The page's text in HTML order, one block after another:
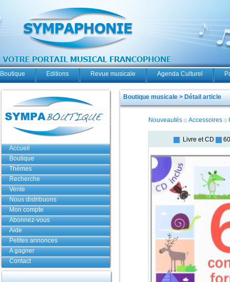
Boutique Editions Revue musicale Agenda Culturel
Accueil
Boutique
Thèmes
Recherche
Vente
Nous distribuons
Mon compte
Abonnez-vous
Aide
Petites annonces
A gagner
Contact
Boutique musicale > Détail article
Nouveautés Accessoires
Livre et CD